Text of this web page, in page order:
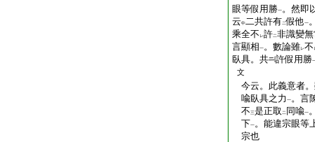
眼等假用勝一。然即
云中二共許有二假他一
乘全不 レ許二非識變
言顯相一。數論雖レ不
臥具。共 許假用勝
文
今云。此義意者
喩臥具之力 一。言
不三是正取 二 同喩一
下一。能違宗眼等
宗也